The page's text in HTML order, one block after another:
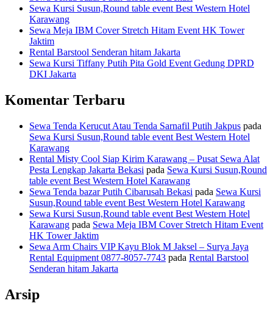
Sewa Kursi Susun,Round table event Best Western Hotel
Karawang
Sewa Meja IBM Cover Stretch Hitam Event HK Tower
Jaktim
Rental Barstool Senderan hitam Jakarta
Sewa Kursi Tiffany Putih Pita Gold Event Gedung DPRD
DKI Jakarta
Komentar Terbaru
Sewa Tenda Kerucut Atau Tenda Sarnafil Putih Jakpus pada
Sewa Kursi Susun,Round table event Best Western Hotel
Karawang
Rental Misty Cool Siap Kirim Karawang – Pusat Sewa Alat
Pesta Lengkap Jakarta Bekasi pada Sewa Kursi Susun,Round
table event Best Western Hotel Karawang
Sewa Tenda bazar Putih Cibarusah Bekasi pada Sewa Kursi
Susun,Round table event Best Western Hotel Karawang
Sewa Kursi Susun,Round table event Best Western Hotel
Karawang pada Sewa Meja IBM Cover Stretch Hitam Event
HK Tower Jaktim
Sewa Arm Chairs VIP Kayu Blok M Jaksel – Surya Jaya
Rental Equipment 0877-8057-7743 pada Rental Barstool
Senderan hitam Jakarta
Arsip